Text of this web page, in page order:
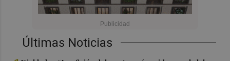
Últimas Noticias